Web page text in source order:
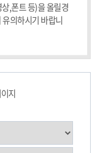
,폰트 등)을 올릴경
의하시기 바랍니
지